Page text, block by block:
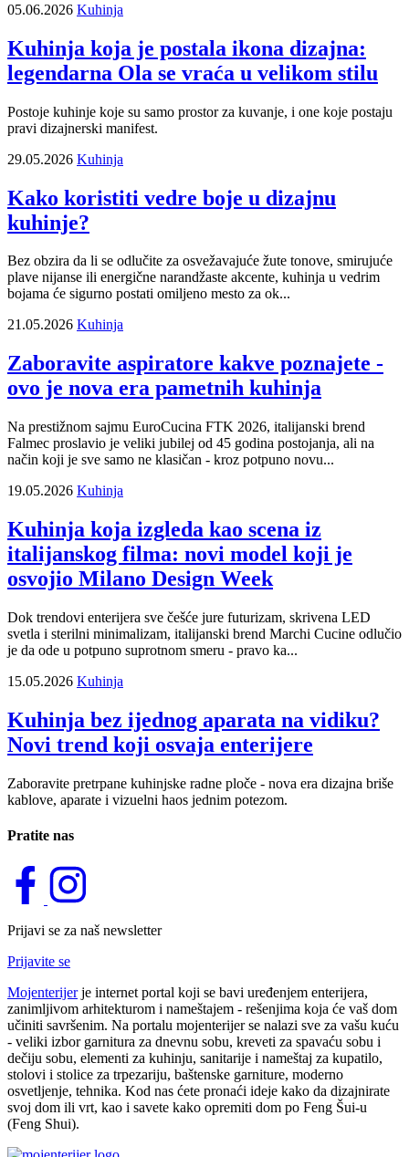
05.06.2026 Kuhinja
Kuhinja koja je postala ikona dizajna:
legendarna Ola se vraća u velikom stilu
Postoje kuhinje koje su samo prostor za kuvanje, i one koje postaju
pravi dizajnerski manifest.
29.05.2026 Kuhinja
Kako koristiti vedre boje u dizajnu
kuhinje?
Bez obzira da li se odlučite za osvežavajuće žute tonove, smirujuće
plave nijanse ili energične narandžaste akcente, kuhinja u vedrim
bojama će sigurno postati omiljeno mesto za ok...
21.05.2026 Kuhinja
Zaboravite aspiratore kakve poznajete -
ovo je nova era pametnih kuhinja
Na prestižnom sajmu EuroCucina FTK 2026, italijanski brend
Falmec proslavio je veliki jubilej od 45 godina postojanja, ali na
način koji je sve samo ne klasičan - kroz potpuno novu...
19.05.2026 Kuhinja
Kuhinja koja izgleda kao scena iz
italijanskog filma: novi model koji je
osvojio Milano Design Week
Dok trendovi enterijera sve češće jure futurizam, skrivena LED
svetla i sterilni minimalizam, italijanski brend Marchi Cucine odlučio
je da ode u potpuno suprotnom smeru - pravo ka...
15.05.2026 Kuhinja
Kuhinja bez ijednog aparata na vidiku?
Novi trend koji osvaja enterijere
Zaboravite pretrpane kuhinjske radne ploče - nova era dizajna briše
kablove, aparate i vizuelni haos jednim potezom.
Pratite nas
Prijavi se za naš newsletter
Prijavite se
Mojenterijerje internet portal koji se bavi uređenjem enterijera,
zanimljivom arhitekturom i nameštajem - rešenjima koja će vaš dom
učiniti savršenim. Na portalu mojenterijer se nalazi sve za vašu kuću
- veliki izbor garnitura za dnevnu sobu, kreveti za spavaću sobu i
dečiju sobu, elementi za kuhinju, sanitarije i nameštaj za kupatilo,
stolovi i stolice za trpezariju, baštenske garniture, moderno
osvetljenje, tehnika. Kod nas ćete pronaći ideje kako da dizajnirate
svoj dom ili vrt, kao i savete kako opremiti dom po Feng Šui-u
(Feng Shui).